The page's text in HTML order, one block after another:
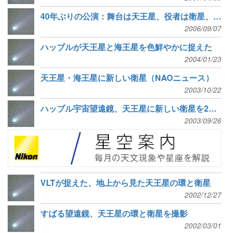
40年ぶりの公演：舞台は天王星、役者は衛星、観客はハッブル宇宙望遠鏡
2006/09/07
ハッブルが天王星と海王星を色鮮やかに捉えた
2004/01/23
天王星・海王星に新しい衛星（NAOニュース）
2003/10/22
ハッブル宇宙望遠鏡、天王星に新しい衛星を2個発見
2003/09/26
VLTが捉えた、地上から見た天王星の環と衛星
2002/12/27
すばる望遠鏡、天王星の環と衛星を撮影
2002/03/01